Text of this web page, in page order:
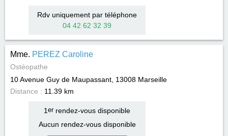
Rdv uniquement par téléphone
04 42 62 32 39
Mme. PEREZ Caroline
Ostéopathe
10 Avenue Guy de Maupassant, 13008 Marseille
Distance : 11.39 km
1 errendez-vous disponible
Aucun rendez-vous disponible